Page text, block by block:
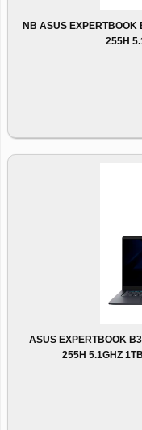
NB ASUS EXPERTBOOK
255H
ASUS EXPERTBOOK
255H 5.1GHZ